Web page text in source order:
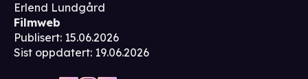
Erlend Lundgård
Filmweb
Publisert: 15.06.2026
Sist oppdatert: 19.06.2026